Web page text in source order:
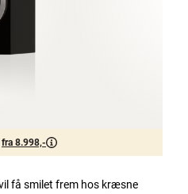
fra 8.998,-
få smilet frem hos kræsne